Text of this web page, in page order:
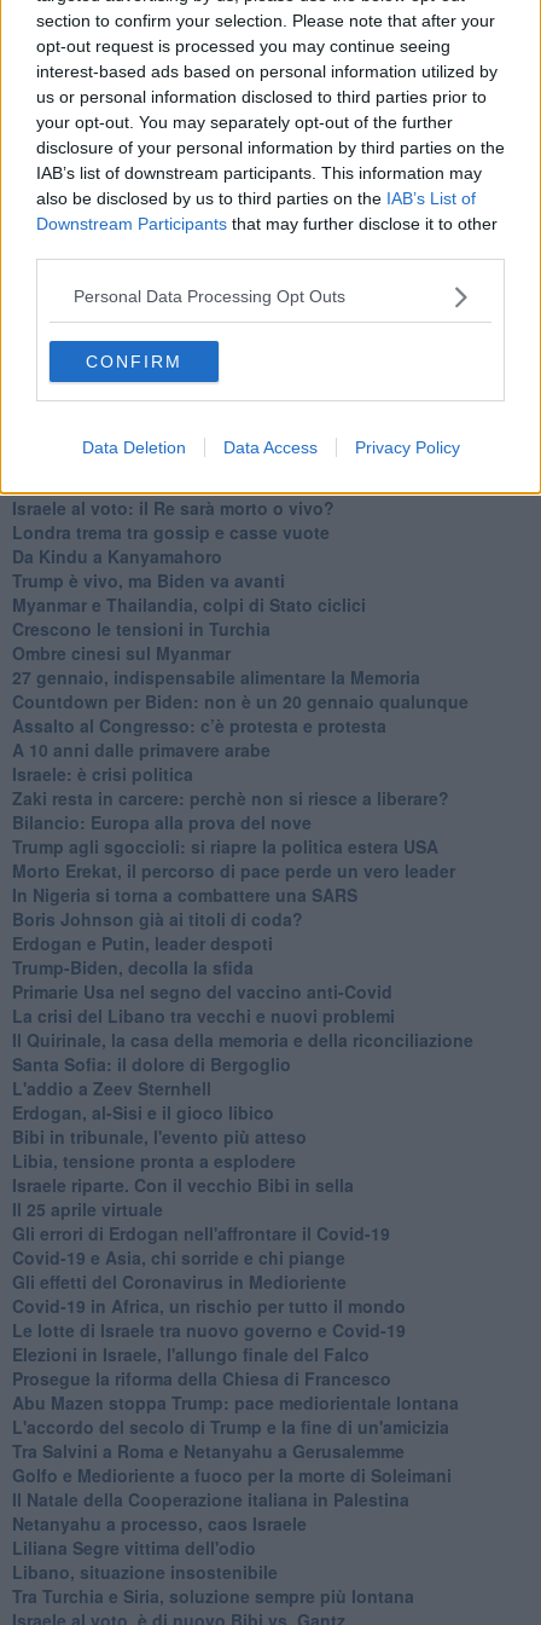
section to confirm your selection. Please note that after your
opt-out request is processed you may continue seeing
interest-based ads based on personal information utilized by
us or personal information disclosed to third parties prior to
your opt-out. You may separately opt-out of the further
disclosure of your personal information by third parties on the
IAB’s list of downstream participants. This information may
also be disclosed by us to third parties on the IAB’s List of
Downstream Participants that may further disclose it to other
Personal Data Processing Opt Outs
CONFIRM
Data Deletion Data Access Privacy Policy
Libano, collasso economico e guerra civile
Johnson, da Trump a Biden alla Brexit
L'AUKUS e il Quad
Biden, primo presidente USA non in guerra
Papa Bergoglio vedrà Viktor Orbán
Bennet, un giorno in attesa di Biden
Il ritorno dei talebani
​La lenta agonia del Libano
Sudafrica, è allarme alimentare
Usa di nuovo al centro della geopolitica internazionale
L’appuntamento di Israele con il cambiamento
La farsa delle elezioni in Siria
In Medioriente non ci sono favole, solo realtà
Biden chiama ma Netanyahu non risponde
Niente di nuovo in Medioriente
La forza di Boris Johnson
Mar Mediterraneo cimitero silente
Richiami neo ottomani, la Francia guarda sospetta
Israele al voto: il Re sarà morto o vivo?
Londra trema tra gossip e casse vuote
Da Kindu a Kanyamahoro
Trump è vivo, ma Biden va avanti
Myanmar e Thailandia, colpi di Stato ciclici
Crescono le tensioni in Turchia
Ombre cinesi sul Myanmar
27 gennaio, indispensabile alimentare la Memoria
Countdown per Biden: non è un 20 gennaio qualunque
Assalto al Congresso: c’è protesta e protesta
A 10 anni dalle primavere arabe
Israele: è crisi politica
Zaki resta in carcere: perchè non si riesce a liberare?
Bilancio: Europa alla prova del nove
Trump agli sgoccioli: si riapre la politica estera USA
Morto Erekat, il percorso di pace perde un vero leader
In Nigeria si torna a combattere una SARS
Boris Johnson già ai titoli di coda?
Erdogan e Putin, leader despoti
Trump-Biden, decolla la sfida
Primarie Usa nel segno del vaccino anti-Covid
La crisi del Libano tra vecchi e nuovi problemi
Il Quirinale, la casa della memoria e della riconciliazione
Santa Sofia: il dolore di Bergoglio
L'addio a ​Zeev Sternhell
Erdogan, al-Sisi e il gioco libico
Bibi in tribunale, l'evento più atteso
Libia, tensione pronta a esplodere
Israele riparte. Con il vecchio Bibi in sella
Il 25 aprile virtuale
Gli errori di Erdogan nell'affrontare il Covid-19
Covid-19 e Asia, chi sorride e chi piange
Gli effetti del Coronavirus in Medioriente
Covid-19 in Africa, un rischio per tutto il mondo
Le lotte di Israele tra nuovo governo e Covid-19
Elezioni in Israele, l'allungo finale del Falco
Prosegue la riforma della Chiesa di Francesco
Abu Mazen stoppa Trump: pace mediorientale lontana
L'accordo del secolo di Trump e la fine di un'amicizia
Tra Salvini a Roma e Netanyahu a Gerusalemme
Golfo e Medioriente a fuoco per la morte di Soleimani
Il Natale della Cooperazione italiana in Palestina
Netanyahu a processo, caos Israele
Liliana Segre vittima dell'odio
Libano, situazione insostenibile
Tra Turchia e Siria, soluzione sempre più lontana
Israele al voto, è di nuovo Bibi vs. Gantz